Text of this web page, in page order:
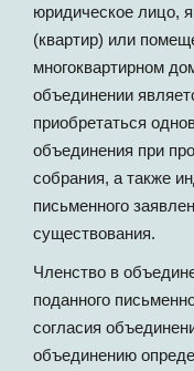
юридическое лицо,
(квартир) или
многоквартирном
объединении
приобретаться
объединения при
собрания, а также
письменного
существования.
Членство в
поданного
согласия
объединению